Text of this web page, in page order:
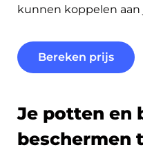
kunnen koppelen aan
Bereken prijs
Je potten en
beschermen